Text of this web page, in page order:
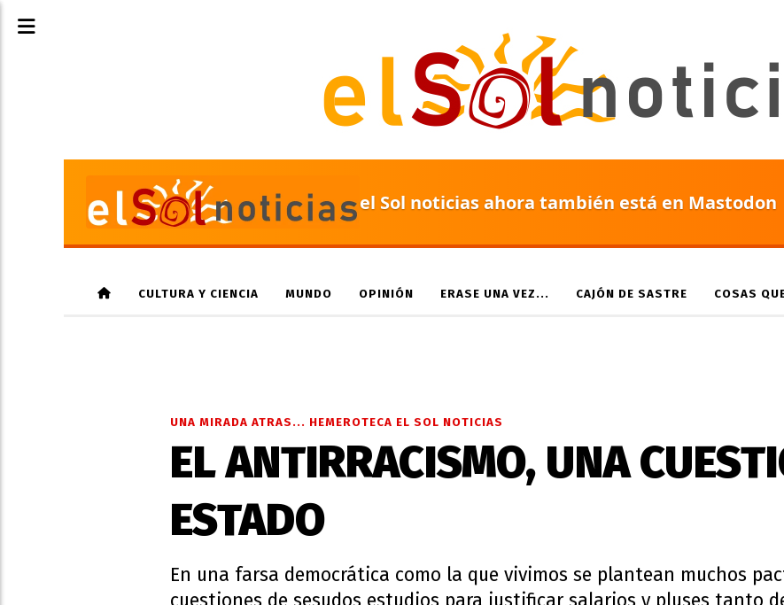
el Sol noticias ahora también está en Mastodon
CULTURA Y CIENCIA MUNDO OPINIÓN ERASE UNA VEZ... CAJÓN DE SASTRE COSAS
EL ANTIRRACISMO, UNA
ESTADO
En una farsa democrática como la que vivimos se plantean muchos
UNA MIRADA ATRAS... HEMEROTECA EL SOL NOTICIAS